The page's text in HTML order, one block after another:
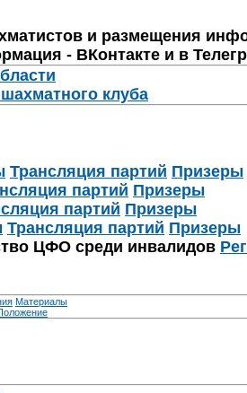
и размещения
- ВКонтакте и в
клуба
Трансляция партий Призеры
партий Призеры
партий Призеры
Трансляция партий Призеры
ЦФО среди инвалидов
Материалы